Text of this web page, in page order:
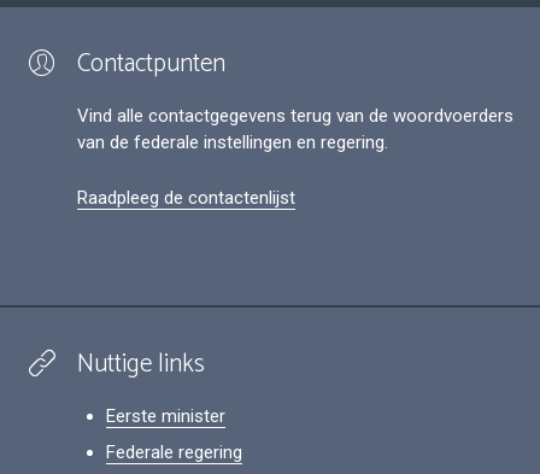
Contactpunten
Vind alle contactgegevens terug van de woordvoerders
van de federale instellingen en regering.
Raadpleeg de contactenlijst
Nuttige links
Eerste minister
Federale regering